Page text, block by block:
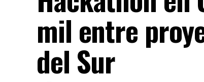
mil entre
del Sur